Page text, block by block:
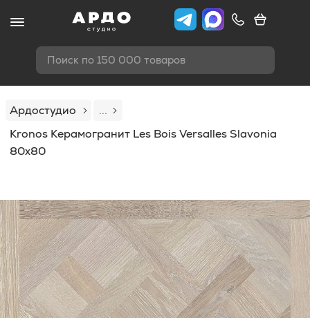
Поиск по 150 000 товаров
Ардостудио
...
Kronos Керамогранит Les Bois Versalles Slavonia
80x80